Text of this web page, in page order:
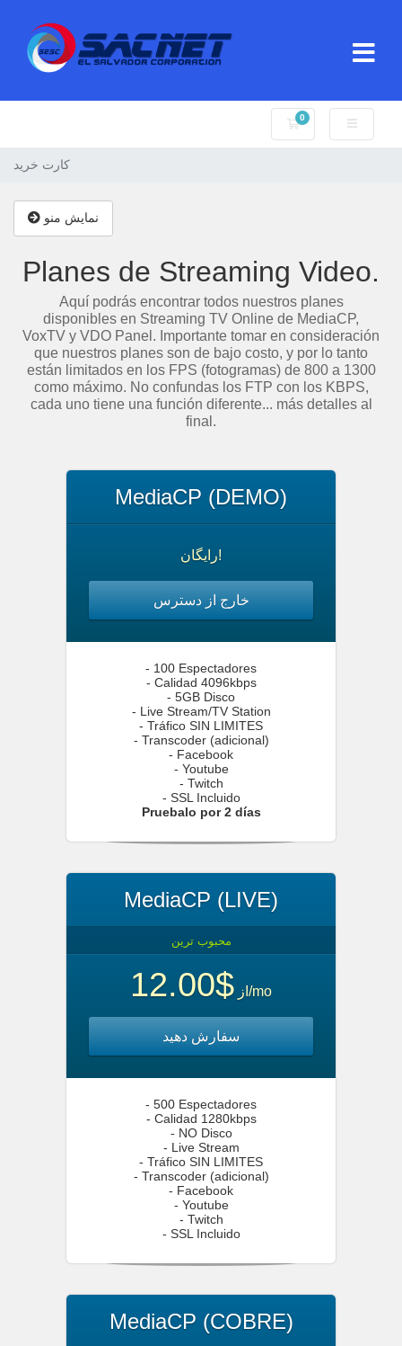
0
کارت خرید
کارت خرید
نمایش منو
Planes de Streaming Video.
Aquí podrás encontrar todos nuestros planes
disponibles en Streaming TV Online de MediaCP,
VoxTV y VDO Panel. Importante tomar en consideración
que nuestros planes son de bajo costo, y por lo tanto
están limitados en los FPS (fotogramas) de 800 a 1300
como máximo. No confundas los FTP con los KBPS,
cada uno tiene una función diferente... más detalles al
final.
MediaCP (DEMO)
رایگان!
خارج از دسترس
- 100 Espectadores
- Calidad 4096kbps
- 5GB Disco
- Live Stream/TV Station
- Tráfico SIN LIMITES
- Transcoder (adicional)
- Facebook
- Youtube
- Twitch
- SSL Incluido
Pruebalo por 2 días
MediaCP (LIVE)
محبوب ترین
از $12.00 /mo
سفارش دهید
- 500 Espectadores
- Calidad 1280kbps
- NO Disco
- Live Stream
- Tráfico SIN LIMITES
- Transcoder (adicional)
- Facebook
- Youtube
- Twitch
- SSL Incluido
MediaCP (COBRE)